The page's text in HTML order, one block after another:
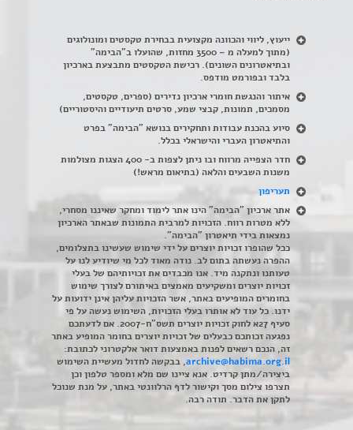
ייעוץ, ליווי והכוונה מקצועית בבחירת טקסטים ומונולוגים
(מתוך למעלה מ – 3500 מחזות, שהועלו ב"הבימה"
ובתיאטרונים השונים). רכישת הטקסטים מתבצעת בארכיון
בלבד ובפורמט מודפס.
איתור והנגשת חומרי ארכיון נדירים (ספרים, טקסטים,
מסמכים, תמונות, קבצי שמע, סרטים תיעודיים והיסטוריים)
סיוע בהכנת עבודות ותחקירים בנושא "הבימה" בפרט
והתיאטרון העברי והישראלי בכלל.
חדר הצפייה מרווח ובו ניתן לצפות ב- 400 הצגות מצולמות
משנות השבעים והלאה (בתיאום מראש!)
תעריפון
אתר ארכיון "הבימה" הינו אתר לימוד ומחקר שאיננו מסחרי,
ללא מטרות רווח. הזכויות למרבית התמונות שבאתר הארכיון
נמצאות בידי תיאטרון "הבימה".
ככל שהופרו זכויות יוצרים על ידי שימוש שעשינו בתצלומים,
ההפרה נעשתה בתום לב. נודה מאוד לכל מי שיודיע לנו על
טעותנו ונתקנה מיד. אנו מכבדים את זכויותיהם של בעלי
זכויות יוצרים ומשקיעים מאמצים באיתורם לצורך שימוש
בחומרים המופיעים באתר, אשר הזכויות עליהן אינן ידועות על
ידנו. כל עוד לא אותרו בעלי הזכויות, השימוש נעשה על פי
סעיף 27א לחוק זכויות יוצרים תשס"ח-2007. אם לדעתכם
נפגעה זכותכם כבעלים של זכויות יוצרים בחומר המופיע באתר
זה, הנכם רשאים לפנות באמצעות דואר אלקטרוני לכתובת:
archive@habima.org.il, בבקשה לחדול מעשיית השימוש
ביצירה/מתן קרדיט. אנא ציינו שם מלא ומספר טלפון וכן
תצרפו צילום מסך וקישור לדף הרלוונטי באתר, על מנת שנוכל
לתקן את הדבר. תודה רבה.